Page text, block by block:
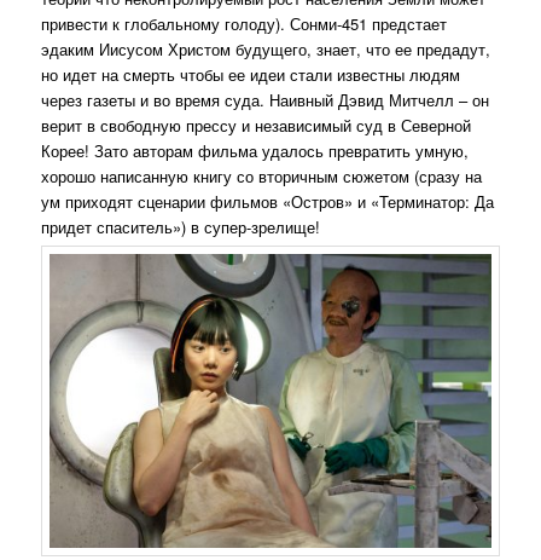
привести к глобальному голоду). Сонми-451 предстает
эдаким Иисусом Христом будущего, знает, что ее предадут,
но идет на смерть чтобы ее идеи стали известны людям
через газеты и во время суда. Наивный Дэвид Митчелл – он
верит в свободную прессу и независимый суд в Северной
Корее! Зато авторам фильма удалось превратить умную,
хорошо написанную книгу со вторичным сюжетом (сразу на
ум приходят сценарии фильмов «Остров» и «Терминатор: Да
придет спаситель») в супер-зрелище!